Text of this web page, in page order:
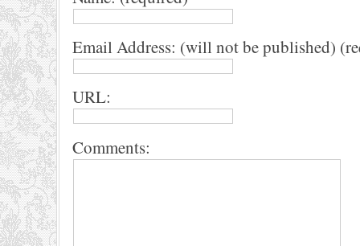
Email Address: (will not be published)
URL:
Comments: